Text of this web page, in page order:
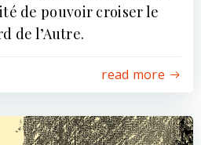
de pouvoir croiser le
de l’Autre.
read more